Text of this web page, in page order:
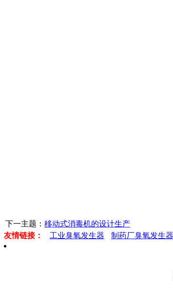
下一主题： 移动式消毒机的设计生产
友情链接：
工业臭氧发生器 制药厂臭氧发生器